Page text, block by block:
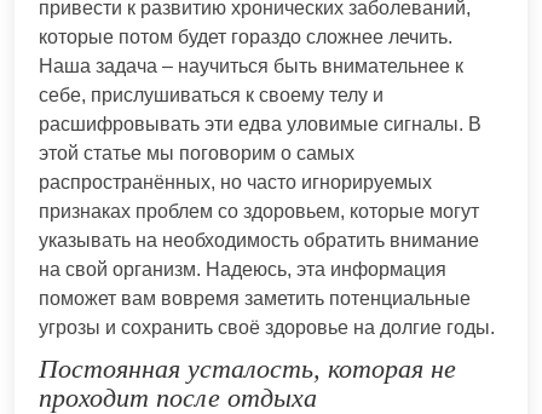
привести к развитию хронических заболеваний,
которые потом будет гораздо сложнее лечить.
Наша задача – научиться быть внимательнее к
себе, прислушиваться к своему телу и
расшифровывать эти едва уловимые сигналы. В
этой статье мы поговорим о самых
распространённых, но часто игнорируемых
признаках проблем со здоровьем, которые могут
указывать на необходимость обратить внимание
на свой организм. Надеюсь, эта информация
поможет вам вовремя заметить потенциальные
угрозы и сохранить своё здоровье на долгие годы.
Постоянная усталость, которая не
проходит после отдыха